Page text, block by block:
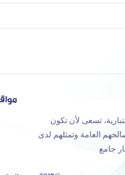
تسعى لأن تكون
العامة وتمثلهم لدى
جامع